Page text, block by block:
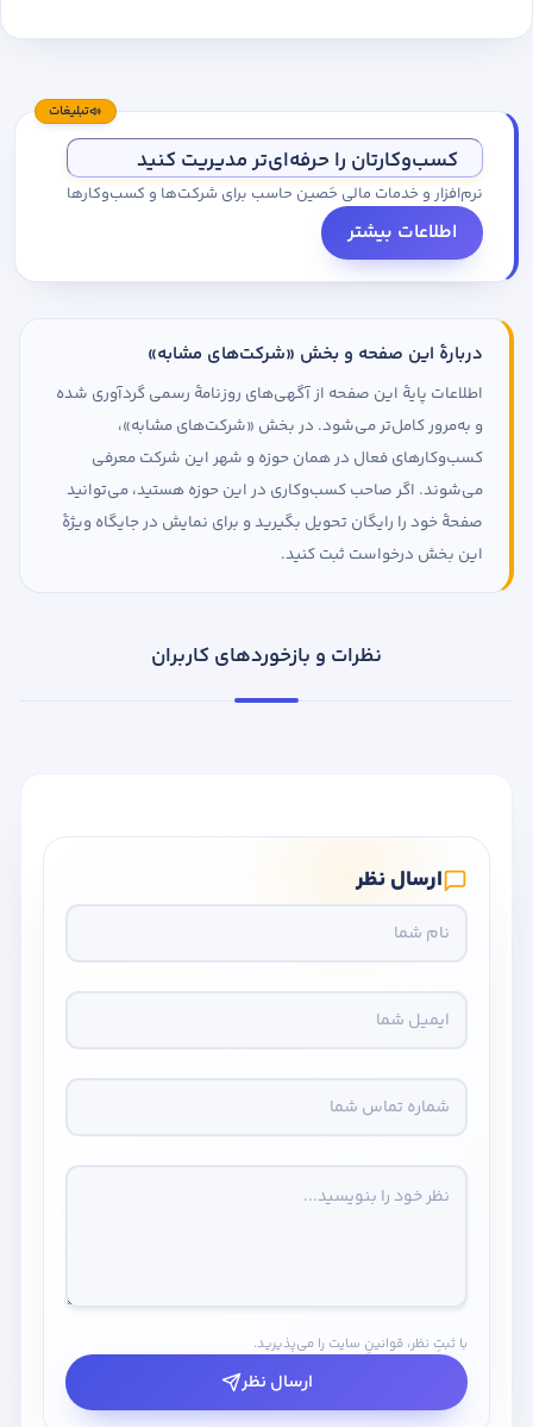
تبلیغات
کسب‌وکارتان را حرفه‌ای‌تر مدیریت کنید
نرم‌افزار و خدمات مالی حَصین حاسب برای شرکت‌ها و کسب‌وکارها
اطلاعات بیشتر
دربارهٔ این صفحه و بخش «شرکت‌های مشابه»
اطلاعات پایهٔ این صفحه از آگهی‌های روزنامهٔ رسمی گردآوری شده
و به‌مرور کامل‌تر می‌شود. در بخش «شرکت‌های مشابه»،
کسب‌وکارهای فعال در همان حوزه و شهر این شرکت معرفی
می‌شوند. اگر صاحب کسب‌وکاری در این حوزه هستید، می‌توانید
صفحهٔ خود را رایگان تحویل بگیرید و برای نمایش در جایگاه ویژهٔ
این بخش درخواست ثبت کنید.
نظرات و بازخوردهای کاربران
ارسال نظر
با ثبتِ نظر، قوانینِ سایت را می‌پذیرید.
ارسال نظر